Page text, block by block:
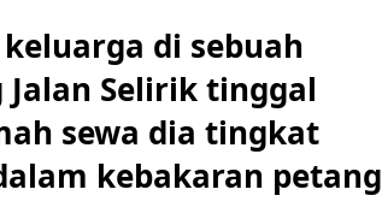
di sebuah
Selirik tinggal
sewa dia tingkat
kebakaran petang